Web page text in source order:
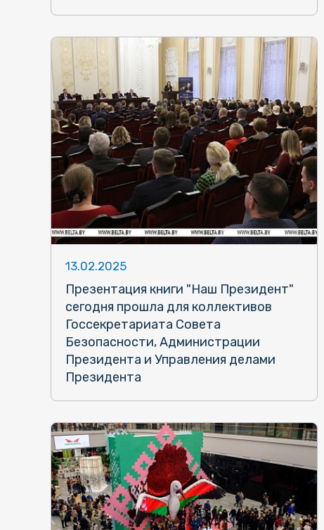
13.02.2025
Презентация книги "Наш Президент"
сегодня прошла для коллективов
Госсекретариата Совета
Безопасности, Администрации
Президента и Управления делами
Президента